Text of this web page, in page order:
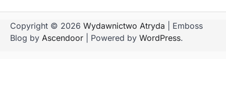
Copyright © 2026 Wydawnictwo Atryda | Emboss
Blog by Ascendoor | Powered by WordPress.